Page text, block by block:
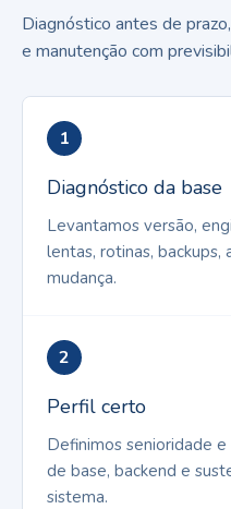
Diagnóstico antes de
e manutenção com
1
Diagnóstico da base
Levantamos versão,
lentas, rotinas, backups,
mudança.
2
Perfil certo
Definimos senioridade
de base, backend e
sistema.